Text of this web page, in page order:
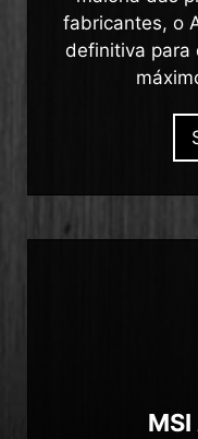
fabricantes, o
definitiva para
MSI